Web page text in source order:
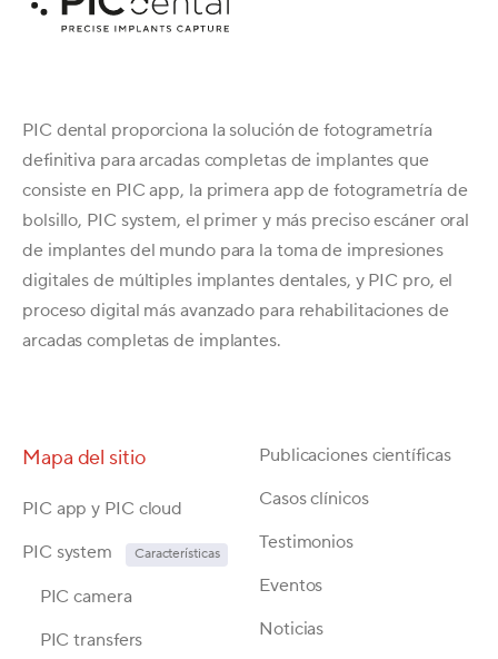
PIC dental proporciona la solución de fotogrametría
definitiva para arcadas completas de implantes que
consiste en PIC app, la primera app de fotogrametría de
bolsillo, PIC system, el primer y más preciso escáner oral
de implantes del mundo para la toma de impresiones
digitales de múltiples implantes dentales, y PIC pro, el
proceso digital más avanzado para rehabilitaciones de
arcadas completas de implantes.
Mapa del sitio
PIC app y PIC cloud
PIC system Características
PIC camera
PIC transfers
Publicaciones científicas
Casos clínicos
Testimonios
Eventos
Noticias